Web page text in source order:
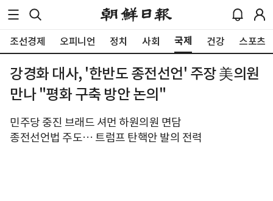
조선경제 오피니언 정치 사회 국제 건강 스포츠
강경화 대사, '한반도 종전선언' 주장 美의원
만나 "평화 구축 방안 논의"
민주당 중진 브래드 셔먼 하원의원 면담
종전선언법 주도… 트럼프 탄핵안 발의 전력